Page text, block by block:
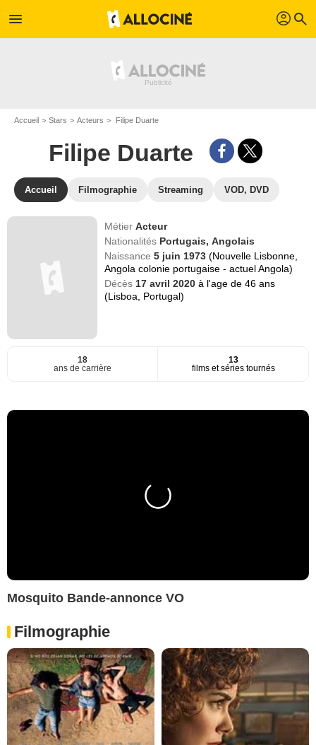
menu profil search
Accueil Stars Acteurs Filipe Duarte
Filipe Duarte
Accueil Filmographie Streaming VOD, DVD
MétierActeur
Nationalités Portugais, Angolais
Naissance5 juin 1973(Nouvelle Lisbonne,
Angola colonie portugaise - actuel Angola)
Décès 17 avril 2020à l'age de 46 ans
(Lisboa, Portugal)
18
ans de carrière
13
films et séries tournés
Mosquito Bande-annonce VO
Filmographie